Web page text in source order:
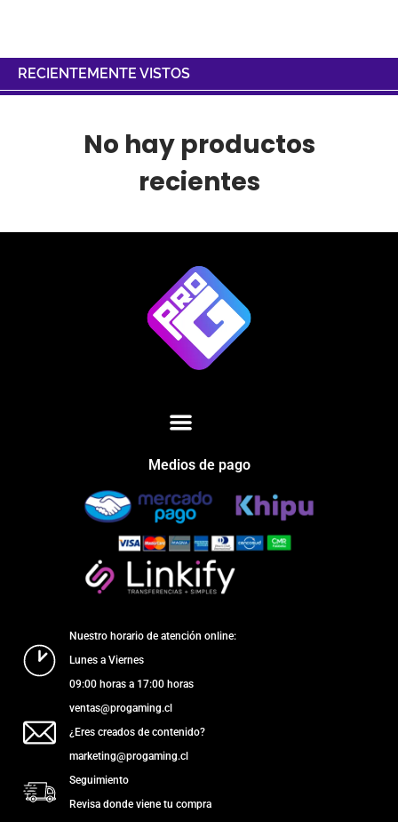
RECIENTEMENTE VISTOS
No hay productos
recientes
Medios de pago
Nuestro horario de atención online:
Lunes a Viernes
09:00 horas a 17:00 horas
ventas@progaming.cl
¿Eres creados de contenido?
marketing@progaming.cl
Seguimiento
Revisa donde viene tu compra